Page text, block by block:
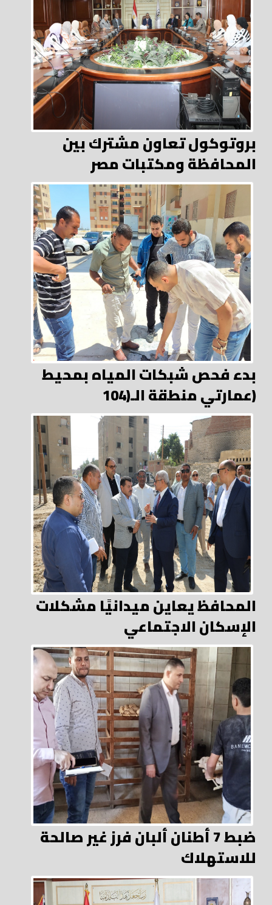
بروتوكول تعاون مشترك بين
المحافظة ومكتبات مصر
بدء فحص شبكات المياه بمحيط
عمارتي منطقة الـ(104)
المحافظ يعاين ميدانيًا مشكلات
الإسكان الاجتماعي
ضبط 7 أطنان ألبان فرز غير صالحة
للاستهلاك